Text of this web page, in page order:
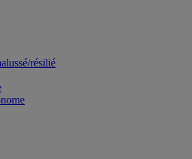
résilié